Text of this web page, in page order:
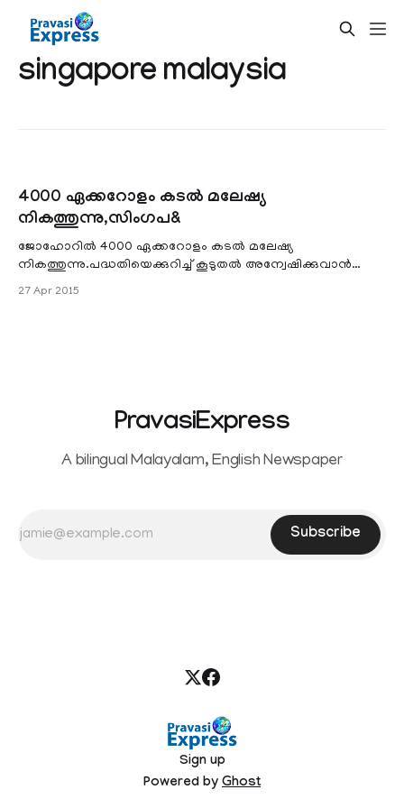
singapore malaysia
4000 ഏക്കറോളം കടല്‍ മലേഷ്യ
നികത്തുന്നു,സിംഗപ&
ജോഹോറില്‍ 4000 ഏക്കറോളം കടല്‍ മലേഷ്യ
നികത്തുന്നു.പദ്ധതിയെക്കുറിച്ച് കൂടുതല്‍ അന്വേഷിക്കുവാന്‍
സിംഗപ്പൂര്‍ ആവശ്യപ്പെട്ടിരുന്നെങ്കിലും പരിസ്ഥിതി പ്രശ്നങ്ങള്‍
27 Apr 2015
PravasiExpress
A bilingual Malayalam, English Newspaper
Subscribe
Sign up
Powered by Ghost